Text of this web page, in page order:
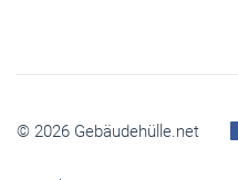
© 2026 Gebäudehülle.net